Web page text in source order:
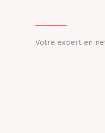
Votre expert en